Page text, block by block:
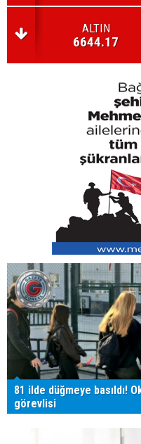
ALTIN
6644.17
81 ilde düğmeye basıldı!
görevlisi